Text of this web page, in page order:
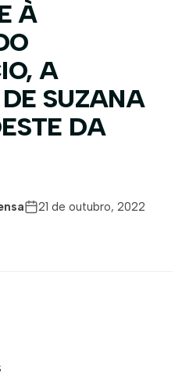
À
A
SUZANA
DA
21 de outubro, 2022